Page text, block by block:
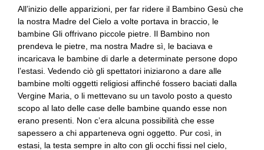
All’inizio delle apparizioni, per far ridere il Bambino Gesù che
la nostra Madre del Cielo a volte portava in braccio, le
bambine Gli offrivano piccole pietre. Il Bambino non
prendeva le pietre, ma nostra Madre sì, le baciava e
incaricava le bambine di darle a determinate persone dopo
l’estasi. Vedendo ciò gli spettatori iniziarono a dare alle
bambine molti oggetti religiosi affinché fossero baciati dalla
Vergine Maria, o li mettevano su un tavolo posto a questo
scopo al lato delle case delle bambine quando esse non
erano presenti. Non c’era alcuna possibilità che esse
sapessero a chi apparteneva ogni oggetto. Pur così, in
estasi, la testa sempre in alto con gli occhi fissi nel cielo,